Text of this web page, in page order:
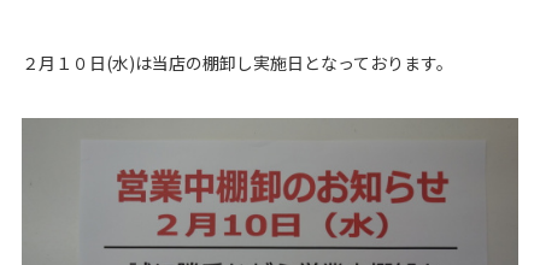
２月１０日(水)は当店の棚卸し実施日となっております。